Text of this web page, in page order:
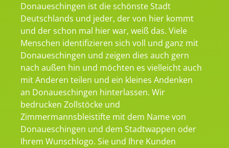
Donaueschingen ist die schönste Stadt
Deutschlands und jeder, der von hier kommt
und der schon mal hier war, weiß das. Viele
Menschen identifizieren sich voll und ganz mit
Donaueschingen und zeigen dies auch gern
nach außen hin und möchten es vielleicht auch
mit Anderen teilen und ein kleines Andenken
an Donaueschingen hinterlassen. Wir
bedrucken Zollstöcke und
Zimmermannsbleistifte mit dem Name von
Donaueschingen und dem Stadtwappen oder
Ihrem Wunschlogo. Sie und Ihre Kunden